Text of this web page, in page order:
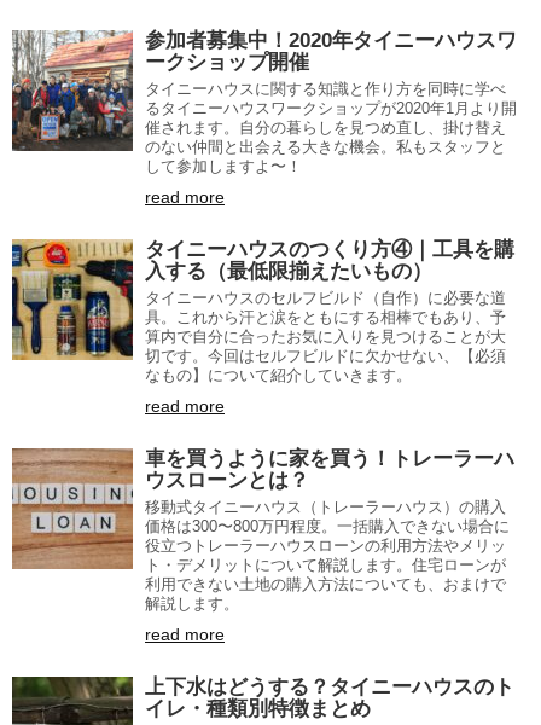
参加者募集中！2020年タイニーハウスワ
ークショップ開催
タイニーハウスに関する知識と作り方を同時に学べ
るタイニーハウスワークショップが2020年1月より開
催されます。自分の暮らしを見つめ直し、掛け替え
のない仲間と出会える大きな機会。私もスタッフと
して参加しますよ〜！
read more
タイニーハウスのつくり方④｜工具を購
入する（最低限揃えたいもの）
タイニーハウスのセルフビルド（自作）に必要な道
具。これから汗と涙をともにする相棒でもあり、予
算内で自分に合ったお気に入りを見つけることが大
切です。今回はセルフビルドに欠かせない、【必須
なもの】について紹介していきます。
read more
車を買うように家を買う！トレーラーハ
ウスローンとは？
移動式タイニーハウス（トレーラーハウス）の購入
価格は300〜800万円程度。一括購入できない場合に
役立つトレーラーハウスローンの利用方法やメリッ
ト・デメリットについて解説します。住宅ローンが
利用できない土地の購入方法についても、おまけで
解説します。
read more
上下水はどうする？タイニーハウスのト
イレ・種類別特徴まとめ